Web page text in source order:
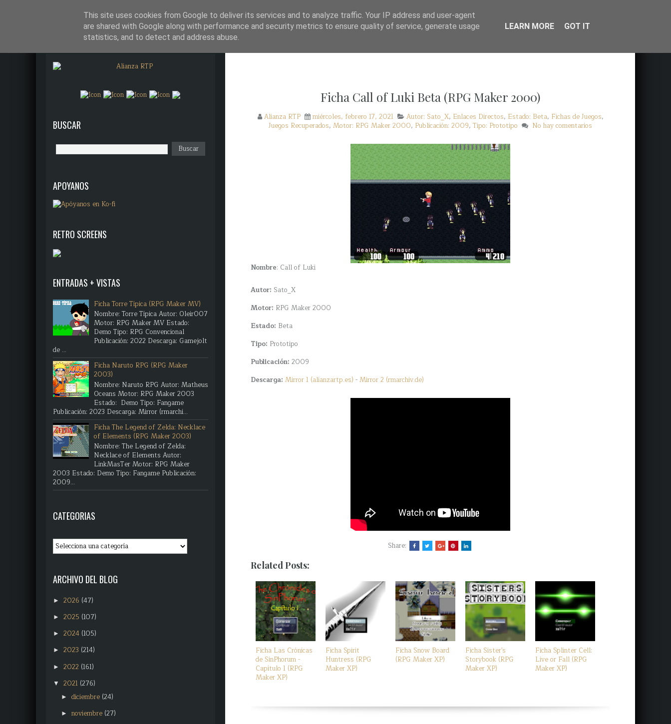
Ficha Call of Luki Beta (RPG Maker 2000)
Alianza RTP miércoles, febrero 17, 2021 Autor: Sato_X, Enlaces Directos, Estado: Beta, Fichas de Juegos,
Juegos Recuperados,Motor: RPG Maker 2000, Publicación: 2009,Tipo: Prototipo No hay comentarios
Nombre: Call of Luki
Autor: Sato_X
Motor: RPG Maker 2000
Estado: Beta
Tipo: Prototipo
Publicación: 2009
Descarga: Mirror 1 (alianzartp.es) -Mirror 2 (rmarchiv.de)
Share:
Related Posts:
Ficha Las Crónicas
de SinPhorum -
Capítulo 1 (RPG
Maker XP)
Ficha Spirit
Huntress (RPG
Maker XP)
Ficha Snow Board
(RPG Maker XP)
Ficha Sister's
Storybook (RPG
Maker XP)
Ficha Splinter Cell:
Live or Fall (RPG
Maker XP)
BUSCAR
APOYANOS
RETRO SCREENS
ENTRADAS + VISTAS
Ficha Torre Típica (RPG Maker MV)
Nombre: Torre Típica Autor: Oleir007
Motor: RPG Maker MV Estado:
Demo Tipo: RPG Convencional
Publicación: 2022 Descarga: Gamejolt
de ...
Ficha Naruto RPG (RPG Maker
2003)
Nombre: Naruto RPG Autor: Matheus
Oceans Motor: RPG Maker 2003
Estado: Demo Tipo: Fangame
Publicación: 2023 Descarga: Mirror (rmarchi...
Ficha The Legend of Zelda: Necklace
of Elements (RPG Maker 2003)
Nombre: The Legend of Zelda:
Necklace of Elements Autor:
LinkMasTer Motor: RPG Maker
2003 Estado: Demo Tipo: Fangame Publicación:
2009...
CATEGORIAS
ARCHIVO DEL BLOG
► 2026 (47)
► 2025 (107)
► 2024 (105)
► 2023 (214)
► 2022 (161)
▼ 2021 (276)
► diciembre (24)
► noviembre (27)
This site uses cookies from Google to deliver its services and to analyze traffic. Your IP address and user-agent
are shared with Google along with performance and security metrics to ensure quality of service, generate usage
statistics, and to detect and address abuse.
LEARN MORE GOT IT